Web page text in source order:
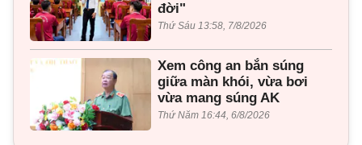
đời"
Thứ Sáu 13:58, 7/8/2026
Xem công an bắn súng
giữa màn khói, vừa bơi
vừa mang súng AK
Thứ Năm 16:44, 6/8/2026